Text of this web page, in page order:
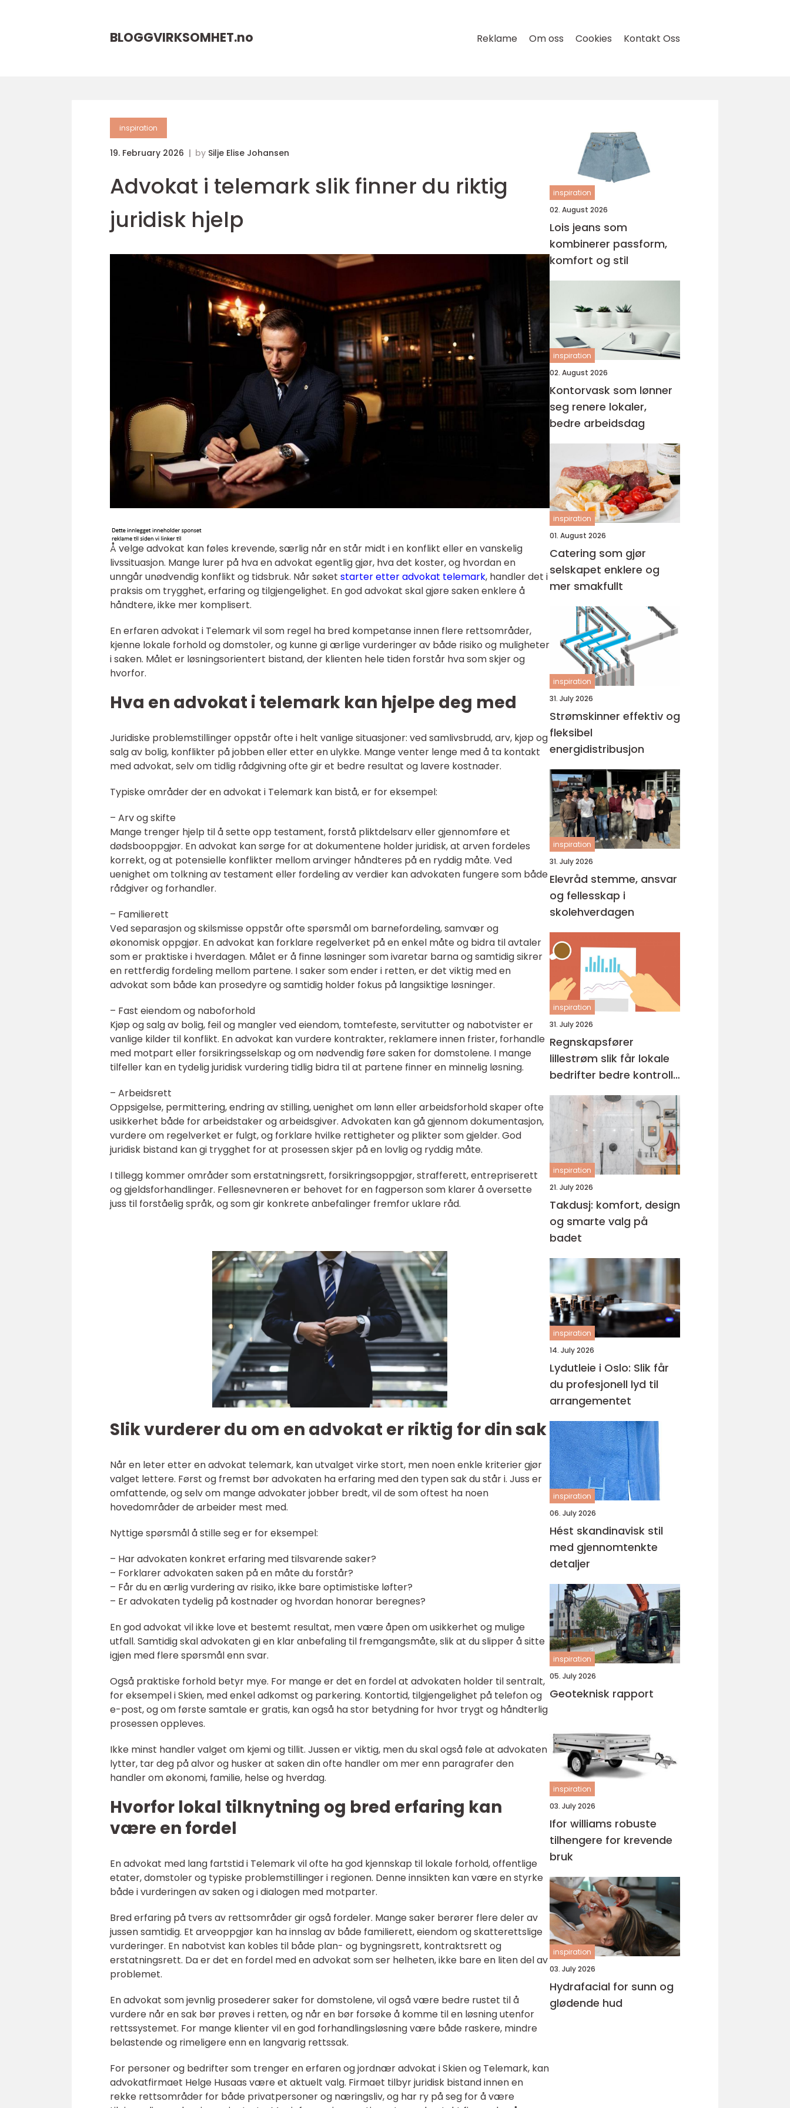
BLOGGVIRKSOMHET.no Reklame Om oss Cookies Kontakt Oss
inspiration
19. February 2026 by Silje Elise Johansen
Advokat i telemark slik finner du riktig
juridisk hjelp
Å velge advokat kan føles krevende, særlig når en står midt i en konflikt eller en vanskelig
livssituasjon. Mange lurer på hva en advokat egentlig gjør, hva det koster, og hvordan en
unngår unødvendig konflikt og tidsbruk. Når søket starter etter advokat telemark, handler det i
praksis om trygghet, erfaring og tilgjengelighet. En god advokat skal gjøre saken enklere å
håndtere, ikke mer komplisert.
En erfaren advokat i Telemark vil som regel ha bred kompetanse innen flere rettsområder,
kjenne lokale forhold og domstoler, og kunne gi ærlige vurderinger av både risiko og muligheter
i saken. Målet er løsningsorientert bistand, der klienten hele tiden forstår hva som skjer og
hvorfor.
Hva en advokat i telemark kan hjelpe deg med
Juridiske problemstillinger oppstår ofte i helt vanlige situasjoner: ved samlivsbrudd, arv, kjøp og
salg av bolig, konflikter på jobben eller etter en ulykke. Mange venter lenge med å ta kontakt
med advokat, selv om tidlig rådgivning ofte gir et bedre resultat og lavere kostnader.
Typiske områder der en advokat i Telemark kan bistå, er for eksempel:
– Arv og skifte
Mange trenger hjelp til å sette opp testament, forstå pliktdelsarv eller gjennomføre et
dødsbooppgjør. En advokat kan sørge for at dokumentene holder juridisk, at arven fordeles
korrekt, og at potensielle konflikter mellom arvinger håndteres på en ryddig måte. Ved
uenighet om tolkning av testament eller fordeling av verdier kan advokaten fungere som både
rådgiver og forhandler.
– Familierett
Ved separasjon og skilsmisse oppstår ofte spørsmål om barnefordeling, samvær og
økonomisk oppgjør. En advokat kan forklare regelverket på en enkel måte og bidra til avtaler
som er praktiske i hverdagen. Målet er å finne løsninger som ivaretar barna og samtidig sikrer
en rettferdig fordeling mellom partene. I saker som ender i retten, er det viktig med en
advokat som både kan prosedyre og samtidig holder fokus på langsiktige løsninger.
– Fast eiendom og naboforhold
Kjøp og salg av bolig, feil og mangler ved eiendom, tomtefeste, servitutter og nabotvister er
vanlige kilder til konflikt. En advokat kan vurdere kontrakter, reklamere innen frister, forhandle
med motpart eller forsikringsselskap og om nødvendig føre saken for domstolene. I mange
tilfeller kan en tydelig juridisk vurdering tidlig bidra til at partene finner en minnelig løsning.
– Arbeidsrett
Oppsigelse, permittering, endring av stilling, uenighet om lønn eller arbeidsforhold skaper ofte
usikkerhet både for arbeidstaker og arbeidsgiver. Advokaten kan gå gjennom dokumentasjon,
vurdere om regelverket er fulgt, og forklare hvilke rettigheter og plikter som gjelder. God
juridisk bistand kan gi trygghet for at prosessen skjer på en lovlig og ryddig måte.
I tillegg kommer områder som erstatningsrett, forsikringsoppgjør, strafferett, entrepriserett
og gjeldsforhandlinger. Fellesnevneren er behovet for en fagperson som klarer å oversette
juss til forståelig språk, og som gir konkrete anbefalinger fremfor uklare råd.
Slik vurderer du om en advokat er riktig for din sak
Når en leter etter en advokat telemark, kan utvalget virke stort, men noen enkle kriterier gjør
valget lettere. Først og fremst bør advokaten ha erfaring med den typen sak du står i. Juss er
omfattende, og selv om mange advokater jobber bredt, vil de som oftest ha noen
hovedområder de arbeider mest med.
Nyttige spørsmål å stille seg er for eksempel:
– Har advokaten konkret erfaring med tilsvarende saker?
– Forklarer advokaten saken på en måte du forstår?
– Får du en ærlig vurdering av risiko, ikke bare optimistiske løfter?
– Er advokaten tydelig på kostnader og hvordan honorar beregnes?
En god advokat vil ikke love et bestemt resultat, men være åpen om usikkerhet og mulige
utfall. Samtidig skal advokaten gi en klar anbefaling til fremgangsmåte, slik at du slipper å sitte
igjen med flere spørsmål enn svar.
Også praktiske forhold betyr mye. For mange er det en fordel at advokaten holder til sentralt,
for eksempel i Skien, med enkel adkomst og parkering. Kontortid, tilgjengelighet på telefon og
e-post, og om første samtale er gratis, kan også ha stor betydning for hvor trygt og håndterlig
prosessen oppleves.
Ikke minst handler valget om kjemi og tillit. Jussen er viktig, men du skal også føle at advokaten
lytter, tar deg på alvor og husker at saken din ofte handler om mer enn paragrafer den
handler om økonomi, familie, helse og hverdag.
Hvorfor lokal tilknytning og bred erfaring kan
være en fordel
En advokat med lang fartstid i Telemark vil ofte ha god kjennskap til lokale forhold, offentlige
etater, domstoler og typiske problemstillinger i regionen. Denne innsikten kan være en styrke
både i vurderingen av saken og i dialogen med motparter.
Bred erfaring på tvers av rettsområder gir også fordeler. Mange saker berører flere deler av
jussen samtidig. Et arveoppgjør kan ha innslag av både familierett, eiendom og skatterettslige
vurderinger. En nabotvist kan kobles til både plan- og bygningsrett, kontraktsrett og
erstatningsrett. Da er det en fordel med en advokat som ser helheten, ikke bare en liten del av
problemet.
En advokat som jevnlig prosederer saker for domstolene, vil også være bedre rustet til å
vurdere når en sak bør prøves i retten, og når en bør forsøke å komme til en løsning utenfor
rettssystemet. For mange klienter vil en god forhandlingsløsning være både raskere, mindre
belastende og rimeligere enn en langvarig rettssak.
For personer og bedrifter som trenger en erfaren og jordnær advokat i Skien og Telemark, kan
advokatfirmaet Helge Husaas være et aktuelt valg. Firmaet tilbyr juridisk bistand innen en
rekke rettsområder for både privatpersoner og næringsliv, og har ry på seg for å være
inspiration
02. August 2026
Lois jeans som
kombinerer passform,
komfort og stil
inspiration
02. August 2026
Kontorvask som lønner
seg renere lokaler,
bedre arbeidsdag
inspiration
01. August 2026
Catering som gjør
selskapet enklere og
mer smakfullt
inspiration
31. July 2026
Strømskinner effektiv og
fleksibel
energidistribusjon
inspiration
31. July 2026
Elevråd stemme, ansvar
og fellesskap i
skolehverdagen
inspiration
31. July 2026
Regnskapsfører
lillestrøm slik får lokale
bedrifter bedre kontroll
på økonomien
inspiration
21. July 2026
Takdusj: komfort, design
og smarte valg på
badet
inspiration
14. July 2026
Lydutleie i Oslo: Slik får
du profesjonell lyd til
arrangementet
inspiration
06. July 2026
Hést skandinavisk stil
med gjennomtenkte
detaljer
inspiration
05. July 2026
Geoteknisk rapport
inspiration
03. July 2026
Ifor williams robuste
tilhengere for krevende
bruk
inspiration
03. July 2026
Hydrafacial for sunn og
glødende hud